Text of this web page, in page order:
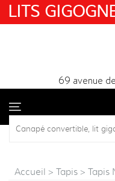
69 avenue
Accueil > Tapis > Tapis
LITS